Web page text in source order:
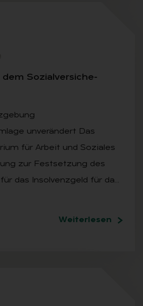
dem So­zi­al­ver­si­che­
unverändert Das
für Arbeit und Soziales
zur Festsetzung des
das Insolvenzgeld für da…
Weiterlesen